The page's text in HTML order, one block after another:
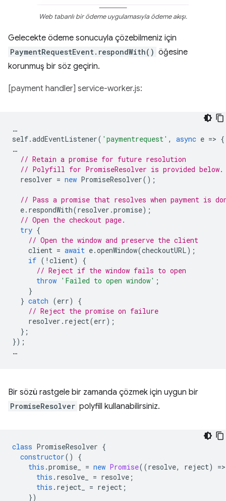
Web tabanlı bir ödeme uygulamasıyla ödeme akışı.
Gelecekte ödeme sonucuyla çözebilmeniz için
PaymentRequestEvent.respondWith() öğesine
korunmuş bir söz geçirin.
[payment handler] service-worker.js:
…
self.addEventListener( 'paymentrequest' , async e => {
…
// Retain a promise for future resolution
// Polyfill for PromiseResolver is provided below.
resolver = new PromiseResolver();
// Pass a promise that resolves when payment is
e. respondWith(resolver .promise);
// Open the checkout page.
try {
// Open the window and preserve the client
client = await e.openWindow(checkoutURL);
if ( ! client)
{
// Reject if the window fails to open
throw 'Failed to open window' ;
}
} catch (err)
{
// Reject the promise on failure
resolver . reject(err);
};
});
…
Bir sözü rastgele bir zamanda çözmek için uygun bir
PromiseResolver polyfill kullanabilirsiniz.
class PromiseResolver {
constructor()
{
this .promise_ = new Promise((resolve, reject) =>
this . resolve_ = resolve ;
this . reject_ = reject ;
})